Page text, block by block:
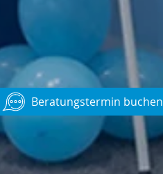
Beratungstermin buchen